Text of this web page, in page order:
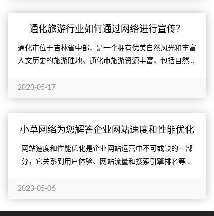
通化旅游行业如何通过网络进行宣传？
​通化市位于吉林省中部，是一个拥有优美自然风光和丰富
人文历史的旅游胜地。通化市旅游资源丰富，包括自然景
2023-05-17
小草网络为您解答企业网站速度和性能优化
有哪些策略？
网站速度和性能优化是企业网站运营中不可或缺的一部
分，它关系到用户体验、网站流量和搜索引擎排名等方
2023-05-06